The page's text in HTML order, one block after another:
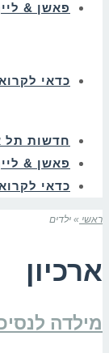
פאשן &
כדאי
חדשות תל
פאשן &
כדאי
ראשי » ילדים
ארכיון
מילדה